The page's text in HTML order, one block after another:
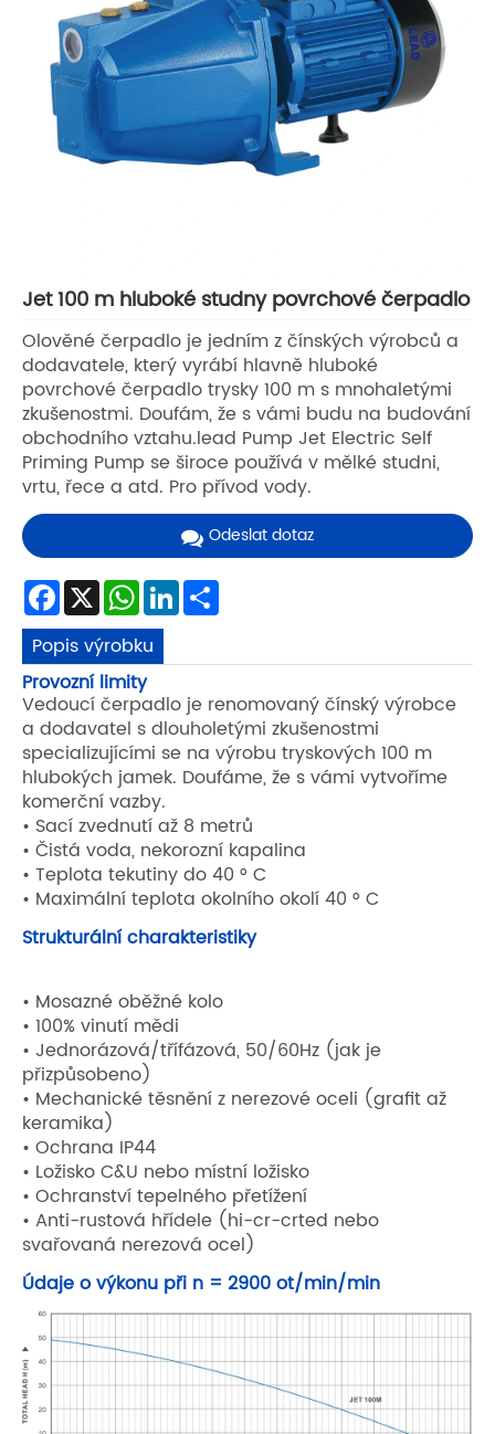
Jet 100 m hluboké studny povrchové čerpadlo
Olověné čerpadlo je jedním z čínských výrobců a
dodavatele, který vyrábí hlavně hluboké
povrchové čerpadlo trysky 100 m s mnohaletými
zkušenostmi. Doufám, že s vámi budu na budování
obchodního vztahu.lead Pump Jet Electric Self
Priming Pump se široce používá v mělké studni,
vrtu, řece a atd. Pro přívod vody.
Odeslat dotaz
Facebook
X WhatsApp
LinkedIn
Popis výrobku
Provozní limity
Vedoucí čerpadlo je renomovaný čínský výrobce
a dodavatel s dlouholetými zkušenostmi
specializujícími se na výrobu tryskových 100 m
hlubokých jamek. Doufáme, že s vámi vytvoříme
komerční vazby.
• Sací zvednutí až 8 metrů
• Čistá voda, nekorozní kapalina
• Teplota tekutiny do 40 ° C
• Maximální teplota okolního okolí 40 ° C
Strukturální charakteristiky
• Mosazné oběžné kolo
• 100% vinutí mědi
• Jednorázová/třífázová, 50/60Hz (jak je
přizpůsobeno)
• Mechanické těsnění z nerezové oceli (grafit až
keramika)
• Ochrana IP44
• Ložisko C&U nebo místní ložisko
• Ochranství tepelného přetížení
• Anti-rustová hřídele (hi-cr-crted nebo
svařovaná nerezová ocel)
Údaje o výkonu při n = 2900 ot/min/min